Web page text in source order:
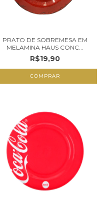
PRATO DE SOBREMESA EM
MELAMINA HAUS CONC...
R$19,90
COMPRAR